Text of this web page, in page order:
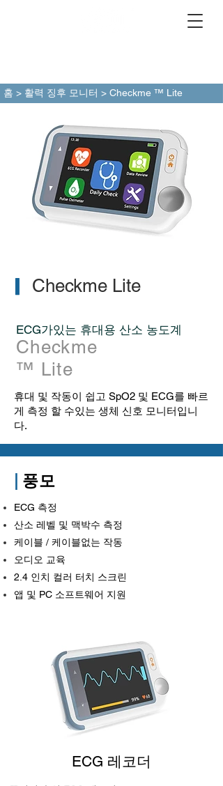
홈 > 활력 징후 모니터 > Checkme ™ Lite
Checkme
™ Lite
휴대 및 작동이 쉽고 SpO2 및 ECG를 빠르
게 측정 할 수있는 생체 신호 모니터입니
다.
Checkme Lite
ECG가있는 휴대용 산소 농도계
풍모
ECG 측정
산소 레벨 및 맥박수 측정
케이블 / 케이블없는 작동
오디오 교육
2.4 인치 컬러 터치 스크린
앱 및 PC 소프트웨어 지원
ECG 레코더